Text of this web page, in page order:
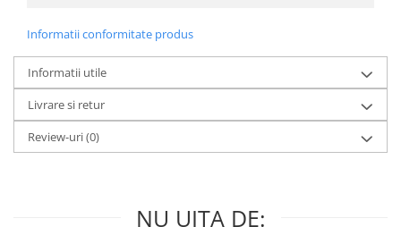
Informatii conformitate produs
Informatii utile
Livrare si retur
Review-uri(0)
NU UITA DE: